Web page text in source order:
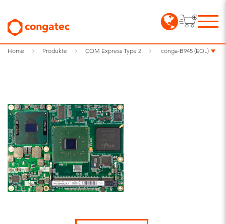
Home Produkte COM Express Type 2 conga-B945 (EOL)